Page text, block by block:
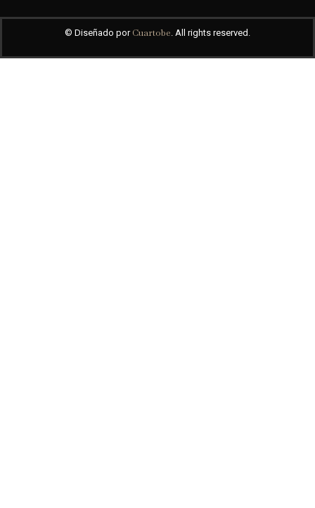
© Diseñado por Cuartobe . All rights reserved.